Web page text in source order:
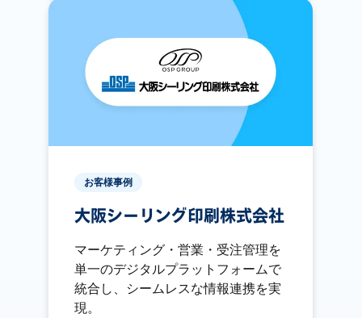
お客様事例
大阪シーリング印刷株式会社
マーケティング・営業・受注管理を
単一のデジタルプラットフォームで
統合し、シームレスな情報連携を実
現。